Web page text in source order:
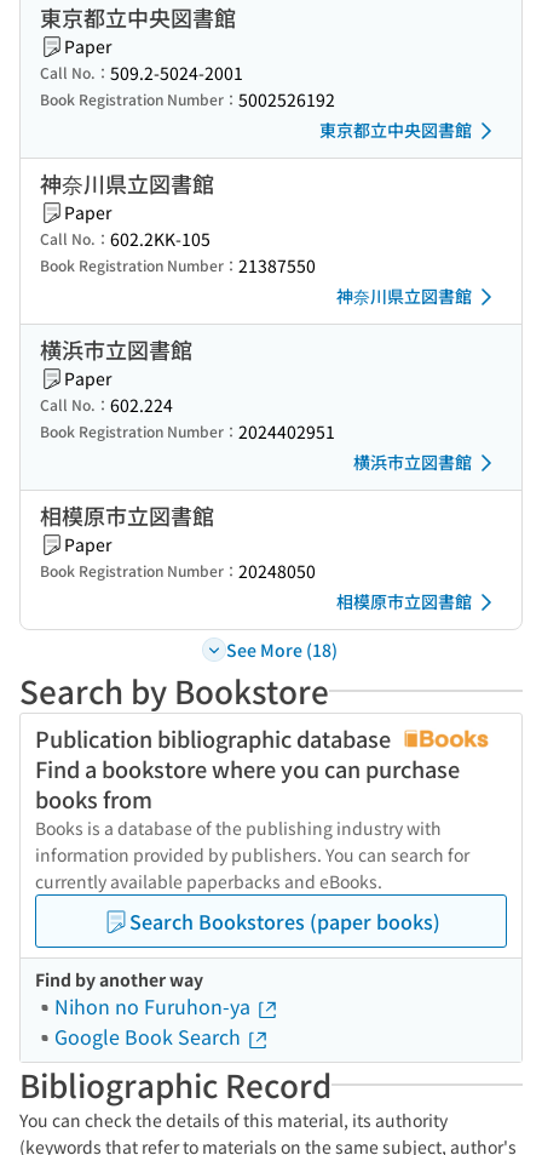
東京都立中央図書館
Paper
Call No.： 509.2-5024-2001
Book Registration Number： 5002526192
東京都立中央図書館
神奈川県立図書館
Paper
Call No.： 602.2KK-105
Book Registration Number： 21387550
神奈川県立図書館
横浜市立図書館
Paper
Call No.： 602.224
Book Registration Number： 2024402951
横浜市立図書館
相模原市立図書館
Paper
Book Registration Number： 20248050
相模原市立図書館
See More (18)
Search by Bookstore
Publication bibliographic database
Find a bookstore where you can purchase
books from
Books is a database of the publishing industry with
information provided by publishers. You can search for
currently available paperbacks and eBooks.
Search Bookstores (paper books)
Find by another way
Nihon no Furuhon-ya
Google Book Search
Bibliographic Record
You can check the details of this material, its authority
(keywords that refer to materials on the same subject, author's